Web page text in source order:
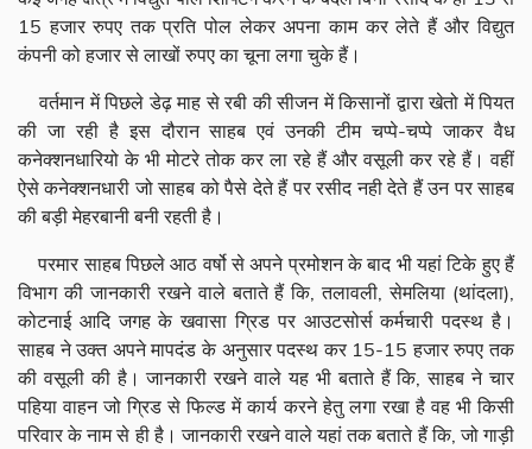
15 हजार रुपए तक प्रति पोल लेकर अपना काम कर लेते हैं और विद्युत
कंपनी को हजार से लाखों रुपए का चूना लगा चुके हैं।
वर्तमान में पिछले डेढ़ माह से रबी की सीजन में किसानों द्वारा खेतो में पियत
की जा रही है इस दौरान साहब एवं उनकी टीम चप्पे-चप्पे जाकर वैध
कनेक्शनधारियो के भी मोटरे तोक कर ला रहे हैं और वसूली कर रहे हैं। वहीं
ऐसे कनेक्शनधारी जो साहब को पैसे देते हैं पर रसीद नही देते हैं उन पर साहब
की बड़ी मेहरबानी बनी रहती है।
परमार साहब पिछले आठ वर्षो से अपने प्रमोशन के बाद भी यहां टिके हुए हैं
विभाग की जानकारी रखने वाले बताते हैं कि, तलावली, सेमलिया (थांदला),
कोटनाई आदि जगह के खवासा ग्रिड पर आउटसोर्स कर्मचारी पदस्थ है।
साहब ने उक्त अपने मापदंड के अनुसार पदस्थ कर 15-15 हजार रुपए तक
की वसूली की है। जानकारी रखने वाले यह भी बताते हैं कि, साहब ने चार
पहिया वाहन जो ग्रिड से फिल्ड में कार्य करने हेतु लगा रखा है वह भी किसी
परिवार के नाम से ही है। जानकारी रखने वाले यहां तक बताते हैं कि, जो गाड़ी